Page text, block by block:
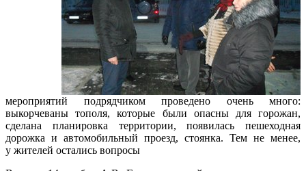
мероприятий подрядчиком проведено очень много:
выкорчеваны тополя, которые были опасны для горожан,
сделана планировка территории, появилась пешеходная
дорожка и автомобильный проезд, стоянка. Тем не менее,
у жителей остались вопросы